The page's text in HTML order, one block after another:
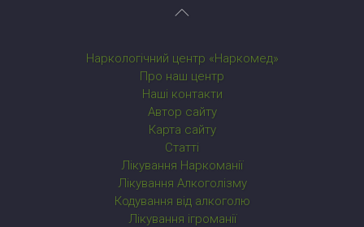
Наркологічний центр «Наркомед»
Про наш центр
Наші контакти
Автор сайту
Карта сайту
Статті
Лікування Наркоманії
Лікування Алкоголізму
Кодування від алкоголю
Лікування ігроманії